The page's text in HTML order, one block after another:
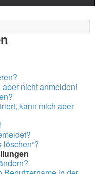
nicht anmelden!
kann mich aber